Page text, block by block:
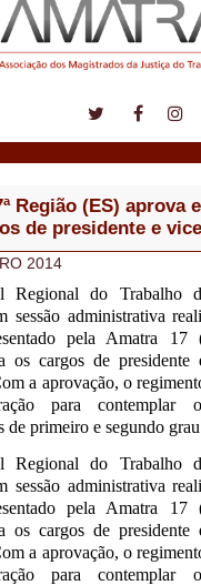
Região (ES) aprova
de presidente e
2014
Regional do Trabalho
sessão administrativa
pela Amatra 17
os cargos de presidente
a aprovação, o
para
de primeiro e segundo
Regional do Trabalho
sessão administrativa
pela Amatra 17
os cargos de presidente
a aprovação, o
para